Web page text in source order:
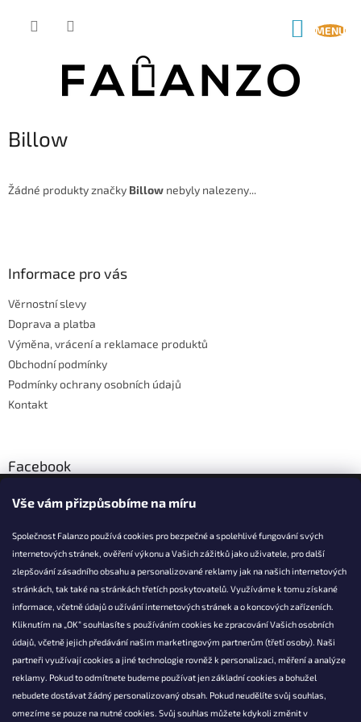
Vše vám přizpůsobíme na míru
Společnost Falanzo používá cookies pro bezpečné a spolehlivé fungování svých
internetových stránek, ověření výkonu a Vašich zážitků jako uživatele, pro další
zlepšování zásadního obsahu a personalizované reklamy jak na našich internetových
stránkách, tak také na stránkách třetích poskytovatelů. Využíváme k tomu získané
informace, včetně údajů o užívání internetových stránek a o koncových zařízeních.
Kliknutím na „OK“ souhlasíte s používáním cookies ke zpracování Vašich osobních
údajů, včetně jejich předávání našim marketingovým partnerům (třetí osoby). Naši
partneři využívají cookies a jiné technologie rovněž k personalizaci, měření a analýze
reklamy. Pokud to odmítnete budeme používat jen základní cookies a bohužel
nebudete dostávat žádný personalizovaný obsah. Pokud neudělíte svůj souhlas,
omezíme se pouze na nutné cookies. Svůj souhlas můžete kdykoli změnit v
Billow
Žádné produkty značky Billow nebyly nalezeny...
Informace pro vás
Věrnostní slevy
Doprava a platba
Výměna, vrácení a reklamace produktů
Obchodní podmínky
Podmínky ochrany osobních údajů
Kontakt
Facebook
KONTAKT
info@falanzo.cz
Falanzo.cz
FalanzoCZ